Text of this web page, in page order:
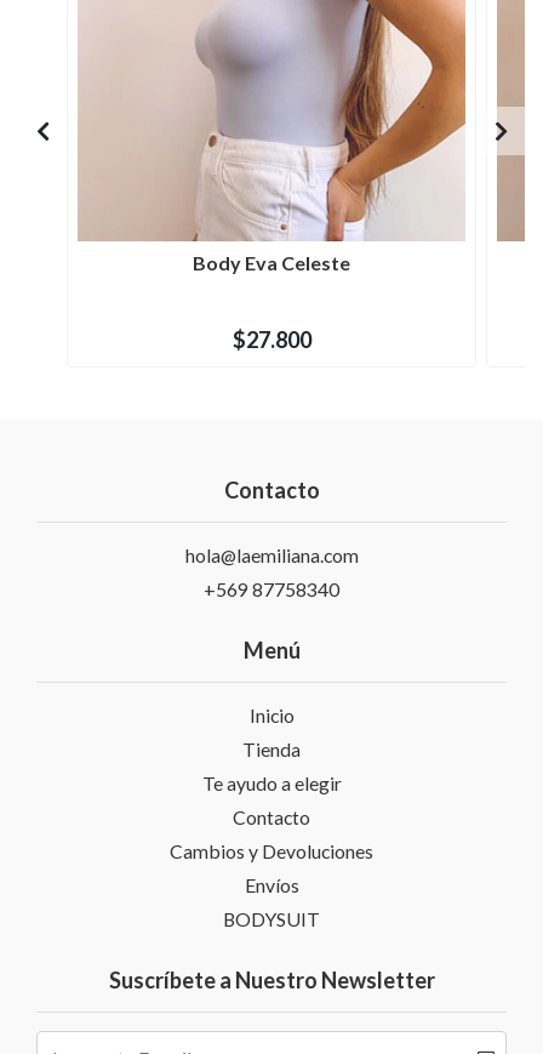
Body Eva Celeste
$27.800
Contacto
hola@laemiliana.com
+569 87758340
Menú
Inicio
Tienda
Te ayudo a elegir
Contacto
Cambios y Devoluciones
Envíos
BODYSUIT
Suscríbete a Nuestro Newsletter